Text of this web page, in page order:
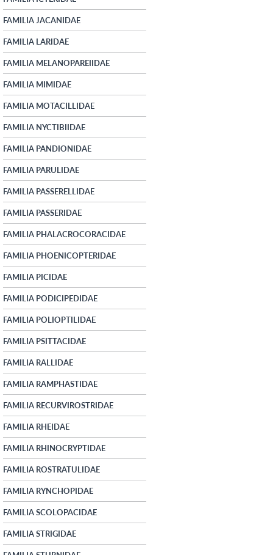
FAMILIA JACANIDAE
FAMILIA LARIDAE
FAMILIA MELANOPAREIIDAE
FAMILIA MIMIDAE
FAMILIA MOTACILLIDAE
FAMILIA NYCTIBIIDAE
FAMILIA PANDIONIDAE
FAMILIA PARULIDAE
FAMILIA PASSERELLIDAE
FAMILIA PASSERIDAE
FAMILIA PHALACROCORACIDAE
FAMILIA PHOENICOPTERIDAE
FAMILIA PICIDAE
FAMILIA PODICIPEDIDAE
FAMILIA POLIOPTILIDAE
FAMILIA PSITTACIDAE
FAMILIA RALLIDAE
FAMILIA RAMPHASTIDAE
FAMILIA RECURVIROSTRIDAE
FAMILIA RHEIDAE
FAMILIA RHINOCRYPTIDAE
FAMILIA ROSTRATULIDAE
FAMILIA RYNCHOPIDAE
FAMILIA SCOLOPACIDAE
FAMILIA STRIGIDAE